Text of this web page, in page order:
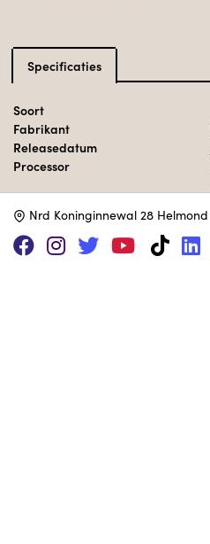
Specificaties
Soort
Fabrikant
Releasedatum
Processor
Besturingssysteem
Nrd Koninginnewal 28 Helmond